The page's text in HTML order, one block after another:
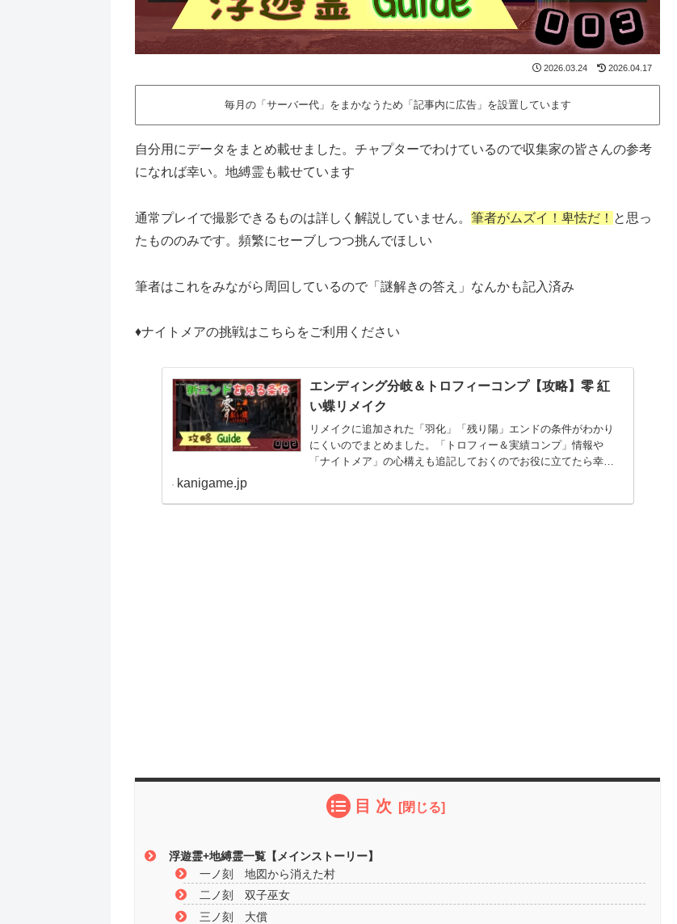
2026.03.24 2026.04.17
毎月の「サーバー代」をまかなうため「記事内に広告」を設置しています
自分用にデータをまとめ載せました。チャプターでわけているので収集家の皆さんの参考
になれば幸い。地縛霊も載せています
通常プレイで撮影できるものは詳しく解説していません。 筆者がムズイ！卑怯だ！ と思っ
たもののみです。頻繁にセーブしつつ挑んでほしい
筆者はこれをみながら周回しているので「謎解きの答え」なんかも記入済み
♦ナイトメアの挑戦はこちらをご利用ください
エンディング分岐＆トロフィーコンプ【攻略】零 紅
い蝶リメイク
リメイクに追加された「羽化」「残り陽」エンドの条件がわかり
にくいのでまとめました。「トロフィー＆実績コンプ」情報や
「ナイトメア」の心構えも追記しておくのでお役に立てたら幸い
kanigame.jp
目 次
浮遊霊+地縛霊一覧【メインストーリー】
一ノ刻 地図から消えた村
二ノ刻 双子巫女
三ノ刻 大償